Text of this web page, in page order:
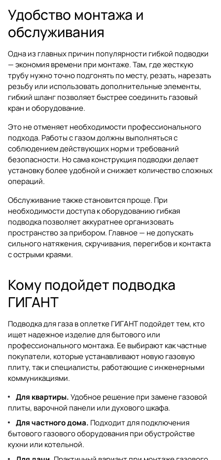
Удобство монтажа и
обслуживания
Одна из главных причин популярности гибкой подводки
— экономия времени при монтаже. Там, где жесткую
трубу нужно точно подгонять по месту, резать, нарезать
резьбу или использовать дополнительные элементы,
гибкий шланг позволяет быстрее соединить газовый
кран и оборудование.
Это не отменяет необходимости профессионального
подхода. Работы с газом должны выполняться с
соблюдением действующих норм и требований
безопасности. Но сама конструкция подводки делает
установку более удобной и снижает количество сложных
операций.
Обслуживание также становится проще. При
необходимости доступа к оборудованию гибкая
подводка позволяет аккуратнее организовать
пространство за прибором. Главное — не допускать
сильного натяжения, скручивания, перегибов и контакта
с острыми краями.
Кому подойдет подводка
ГИГАНТ
Подводка для газа в оплетке ГИГАНТ подойдет тем, кто
ищет надежное изделие для бытового или
профессионального монтажа. Ее выбирают как частные
покупатели, которые устанавливают новую газовую
плиту, так и специалисты, работающие с инженерными
коммуникациями.
Для квартиры.Удобное решение при замене газовой
плиты, варочной панели или духового шкафа.
Для частного дома. Подходит для подключения
бытового газового оборудования при обустройстве
кухни или котельной.